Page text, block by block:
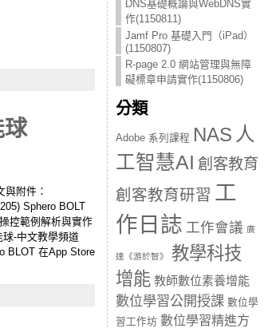
附件：
Sphero BOLT
控範例解析與實作
-中文教學頻道
BLOT 在App Store
DNS基礎概論與WebDNS實
作(1150811)
Jamf Pro 基礎入門（iPad）
(1150807)
R-page 2.0 網站管理與無障
礙標章申請實作(1150806)
分類
Adobe 系列課程 NAS 人
工智慧AI 創客教育
創客教育研習 工
作日誌 工作會議 廣
達《游於智》
教學科技
增能 教師數位素養增能
數位學習公開授課 數位學
習工作坊 數位學習精進方